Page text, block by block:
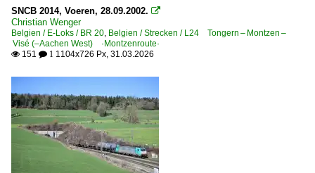
Unternehmen
Captrain Netherlands B.V., Rotterdam
DB Cargo Nederland N.V. ·RN· ex DB Schenker
E-Loks
BR 1016 ·ES 64 U2· Taurus
BR 1116 ·ES 64 U2· Taurus
SNCB 2014, Voeren, 28.09.2002. 
Christian Wenger
Belgien / E-Loks / BR 20, Belgien / Strecken / L24 Tongern – Montzen –
Visé (–Aachen West) ·Montzenroute·
 151  1 1104x726 Px, 31.03.2026